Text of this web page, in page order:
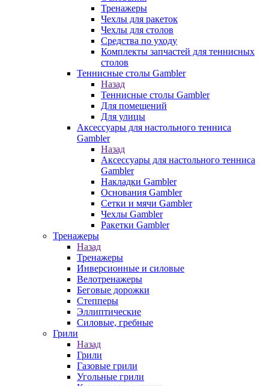
Тренажеры
Чехлы для ракеток
Чехлы для столов
Средства по уходу
Комплекты запчастей для теннисных
столов
Теннисные столы Gambler
Назад
Теннисные столы Gambler
Для помещений
Для улицы
Аксессуары для настольного тенниса
Gambler
Назад
Аксессуары для настольного тенниса
Gambler
Накладки Gambler
Основания Gambler
Сетки и мячи Gambler
Чехлы Gambler
Ракетки Gambler
Тренажеры
Назад
Тренажеры
Инверсионные и силовые
Велотренажеры
Беговые дорожки
Степперы
Эллиптические
Силовые, гребные
Грили
Назад
Грили
Газовые грили
Угольные грили